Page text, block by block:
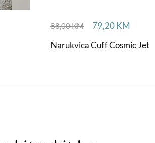
88,00KM 79,20KM
Narukvica Cuff Cosmic Jet